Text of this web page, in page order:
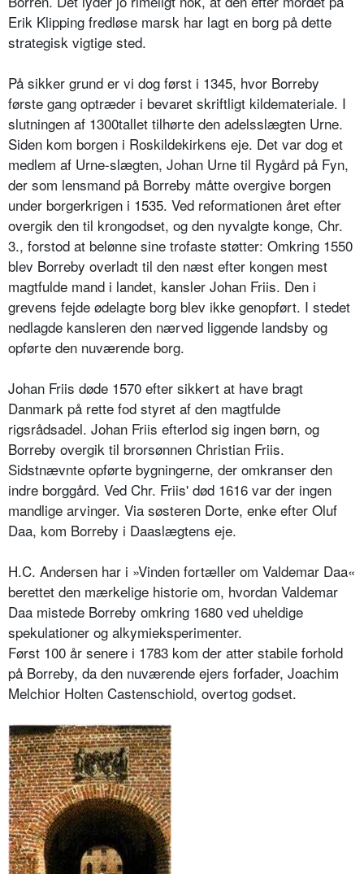
Erik Klipping fredløse marsk har lagt en borg på dette
strategisk vigtige sted.
På sikker grund er vi dog først i 1345, hvor Borreby
første gang optræder i bevaret skriftligt kildemateriale. I
slutningen af 1300tallet tilhørte den adelsslægten Urne.
Siden kom borgen i Roskildekirkens eje. Det var dog et
medlem af Urne-slægten, Johan Urne til Rygård på Fyn,
der som lensmand på Borreby måtte overgive borgen
under borgerkrigen i 1535. Ved reformationen året efter
overgik den til krongodset, og den nyvalgte konge, Chr.
3., forstod at belønne sine trofaste støtter: Omkring 1550
blev Borreby overladt til den næst efter kongen mest
magtfulde mand i landet, kansler Johan Friis. Den i
grevens fejde ødelagte borg blev ikke genopført. I stedet
nedlagde kansleren den nærved liggende landsby og
opførte den nuværende borg.
Johan Friis døde 1570 efter sikkert at have bragt
Danmark på rette fod styret af den magtfulde
rigsrådsadel. Johan Friis efterlod sig ingen børn, og
Borreby overgik til brorsønnen Christian Friis.
Sidstnævnte opførte bygningerne, der omkranser den
indre borggård. Ved Chr. Friis' død 1616 var der ingen
mandlige arvinger. Via søsteren Dorte, enke efter Oluf
Daa, kom Borreby i Daaslægtens eje.
H.C. Andersen har i »Vinden fortæller om Valdemar Daa«
berettet den mærkelige historie om, hvordan Valdemar
Daa mistede Borreby omkring 1680 ved uheldige
spekulationer og alkymieksperimenter.
Først 100 år senere i 1783 kom der atter stabile forhold
på Borreby, da den nuværende ejers forfader, Joachim
Melchior Holten Castenschiold, overtog godset.